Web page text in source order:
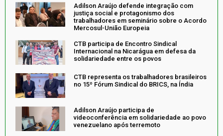
Adilson Araújo defende integração com
justiça social e protagonismo dos
trabalhadores em seminário sobre o Acordo
Mercosul-União Europeia
CTB participa de Encontro Sindical
Internacional na Nicarágua em defesa da
solidariedade entre os povos
CTB representa os trabalhadores brasileiros
no 15º Fórum Sindical do BRICS, na Índia
Adilson Araújo participa de
videoconferência em solidariedade ao povo
venezuelano após terremoto